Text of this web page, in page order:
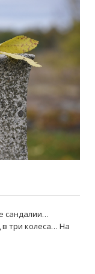
сандалии…
три колеса… На